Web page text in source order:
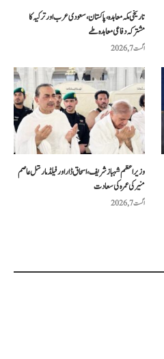
تاریخی مکہ معاہدہ، پاکستان، سعودی عرب اور ترکیہ کا
مشترکہ دفاعی معاہدہ طے
اگست 7, 2026
وزیراعظم شہباز شریف، اسحاق ڈار اور فیلڈ مارشل عاصم
منیر کی عمرہ کی سعادت
اگست 7, 2026